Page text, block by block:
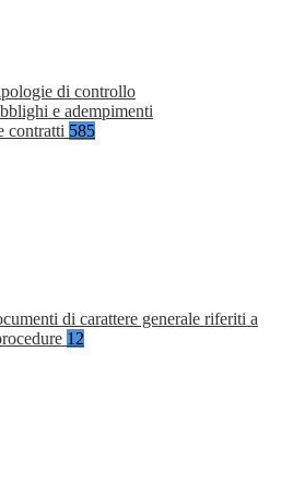
di controllo
e adempimenti
contratti 585
di carattere generale riferiti a
12